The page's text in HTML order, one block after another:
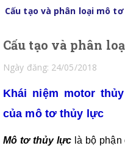
Cấu tạo và phân loại mô
Cấu tạo và phân
Ngày đăng: 24/05/2018
Khái niệm motor
của mô tơ thủy lực
Mô tơ thủy lực là bộ